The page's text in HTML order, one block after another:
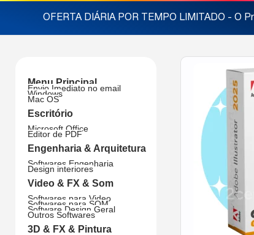
OFERTA DIÁRIA POR TEMPO LIMITADO - O
Menu Principal
Envio Imediato no email
Windows
Mac OS
Escritório
Microsoft Office
Editor de PDF
Engenharia & Arquitetura
Softwares Engenharia
Design interiores
Video & FX & Som
Softwares para Video
Softwares para SOM
Software Design Geral
Outros Softwares
3D & FX & Pintura